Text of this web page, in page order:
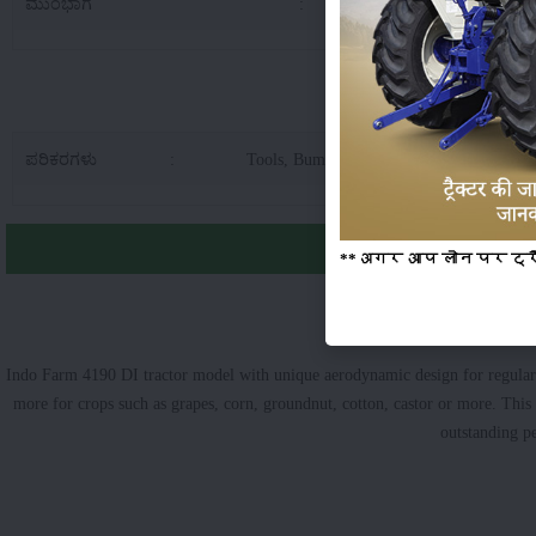
Indo Farm
ಪರಿಕರಗಳು Tools, Bumpher, Hook, Hitch, Canopy,
Indo Farm 4190 DI tractor model with unique aerodynamic design for
more for crops such as grapes, corn, groundnut, cotton, castor or more.
outstanding
**अगर आप लोन पर